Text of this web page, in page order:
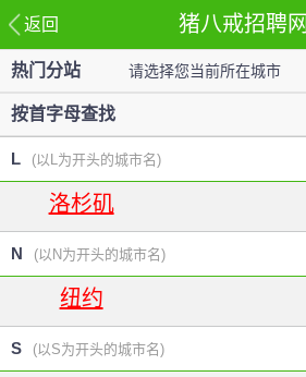
返回 猪八戒招聘网
热门分站 请选择您当前所在城市
按首字母查找
L (以L为开头的城市名)
洛杉矶
N (以N为开头的城市名)
纽约
S (以S为开头的城市名)